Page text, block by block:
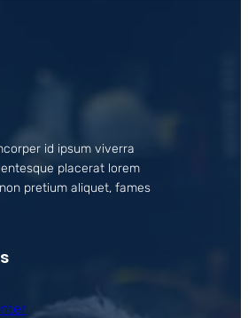
id ipsum viverra
placerat lorem
pretium aliquet, fames